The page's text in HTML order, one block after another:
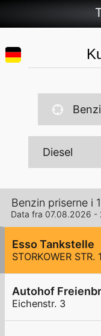
Diesel
Benzin priserne i
Data fra 07.08.2026 -
Esso Tankstelle
STORKOWER STR.
Autohof
Eichenstr. 3